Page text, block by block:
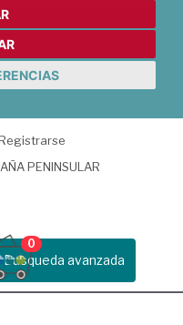
PENINSULAR
Busqueda avanzada
0